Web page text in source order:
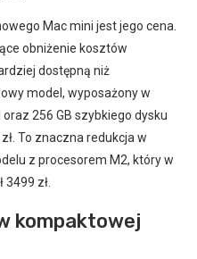
Mac mini jest jego cena.
obniżenie kosztów
dostępną niż
model, wyposażony w
256 GB szybkiego dysku
To znaczna redukcja w
z procesorem M2, który w
zł.
kompaktowej